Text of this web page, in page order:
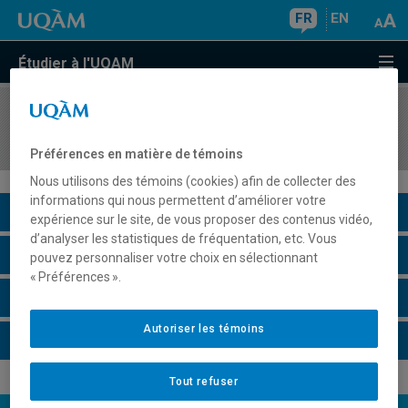
FR EN
Étudier à l'UQAM
COURS//
Description du cours
Horaire - Été 2026
Préférences en matière de témoins
Nous utilisons des témoins (cookies) afin de collecter des
informations qui nous permettent d’améliorer votre
expérience sur le site, de vous proposer des contenus vidéo,
d’analyser les statistiques de fréquentation, etc. Vous
pouvez personnaliser votre choix en sélectionnant
« Préférences ».
Tout refuser
Autoriser les témoins